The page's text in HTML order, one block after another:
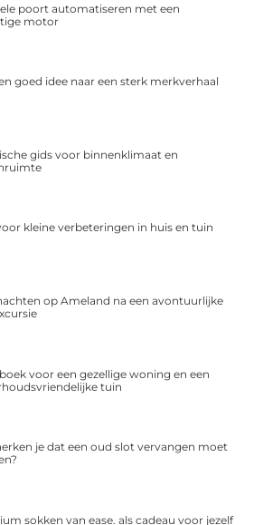
poort automatiseren met een
motor
goed idee naar een sterk merkverhaal
gids voor binnenklimaat en
kleine verbeteringen in huis en tuin
op Ameland na een avontuurlijke
voor een gezellige woning en een
tuin
je dat een oud slot vervangen moet
sokken van ease. als cadeau voor jezelf